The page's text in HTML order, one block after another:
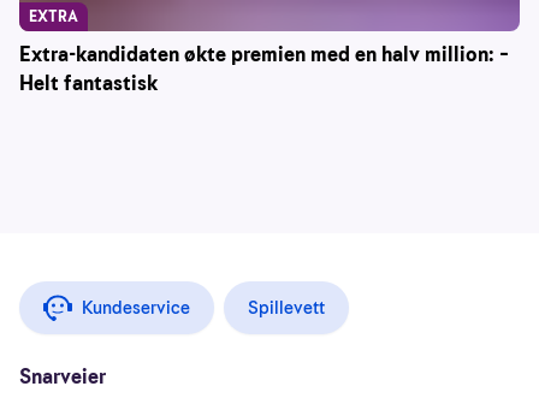
Extra-kandidaten økte premien med en halv million: –
Helt fantastisk
EXTRA
Kundeservice Spillevett
Snarveier